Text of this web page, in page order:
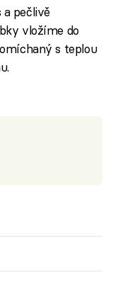
a pečlivě
vložíme do
s teplou